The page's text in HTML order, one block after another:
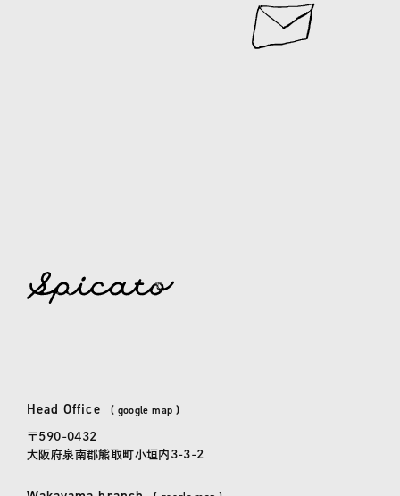
本社
Head Office ( google map )
〒590-0432
大阪府泉南郡熊取町小垣内3-3-2